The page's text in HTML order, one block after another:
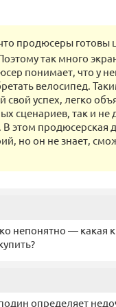
продюсеры готовы
так много
понимает, что у
велосипед.
свой успех, легко
сценариев, так и
В этом продюсерская
но он не знает,
непонятно — какая
определяет